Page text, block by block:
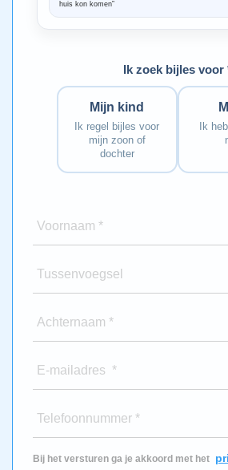
huis kon komen”
Ik zoek bijles voor
Mijn kind
Ik regel bijles voor
mijn zoon of
dochter
Ik
Voornaam *
Tussenvoegsel
Achternaam *
E-mailadres *
Telefoonnummer *
Bij het versturen ga je akkoord met het